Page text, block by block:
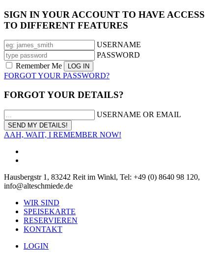
SIGN IN YOUR ACCOUNT TO HAVE ACCESS
TO DIFFERENT FEATURES
USERNAME
PASSWORD
Remember Me
FORGOT YOUR PASSWORD?
FORGOT YOUR DETAILS?
USERNAME OR EMAIL
AAH, WAIT, I REMEMBER NOW!
Hausbergstr 1, 83242 Reit im Winkl, Tel: +49 (0) 8640 98 120,
info@alteschmiede.de
WIR SIND
SPEISEKARTE
RESERVIEREN
KONTAKT
LOGIN